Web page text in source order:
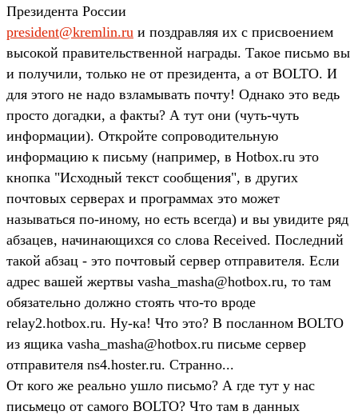
Президента России
president@kremlin.ru и поздравляя их с присвоением
высокой правительственной награды. Такое письмо вы
и получили, только не от президента, а от BOLTO. И
для этого не надо взламывать почту! Однако это ведь
просто догадки, а факты? А тут они (чуть-чуть
информации). Откройте сопроводительную
информацию к письму (например, в Hotbox.ru это
кнопка "Исходный текст сообщения", в других
почтовых серверах и программах это может
называться по-иному, но есть всегда) и вы увидите ряд
абзацев, начинающихся со слова Received. Последний
такой абзац - это почтовый сервер отправителя. Если
адрес вашей жертвы vasha_masha@hotbox.ru, то там
обязательно должно стоять что-то вроде
relay2.hotbox.ru. Ну-ка! Что это? В посланном BOLTO
из ящика vasha_masha@hotbox.ru письме сервер
отправителя ns4.hoster.ru. Странно...
От кого же реально ушло письмо? А где тут у нас
письмецо от самого BOLTO? Что там в данных